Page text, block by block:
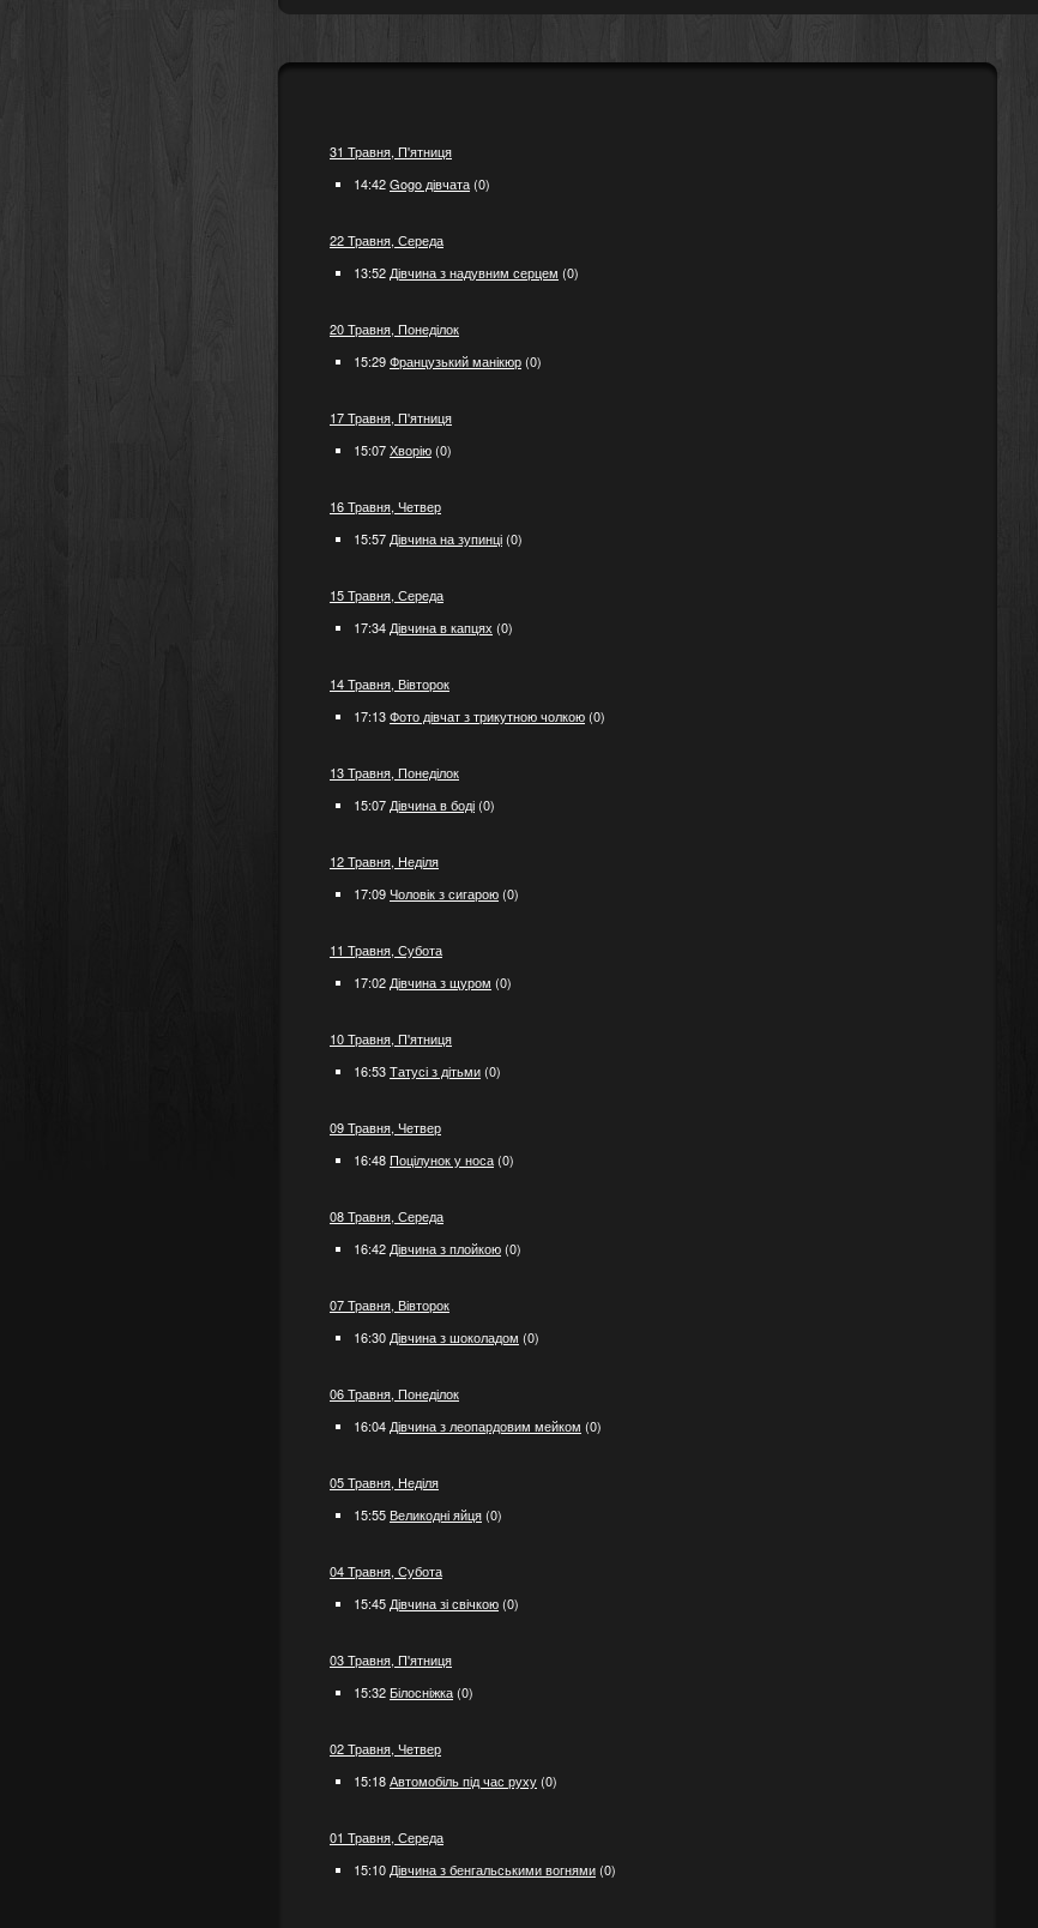
31 Травня, П'ятниця
14:42Gogo дівчата(0)
22 Травня, Середа
13:52 Дівчина з надувним серцем (0)
20 Травня, Понеділок
15:29Французький манікюр(0)
17 Травня, П'ятниця
15:07Хворію(0)
16 Травня, Четвер
15:57 Дівчина на зупинці(0)
15 Травня, Середа
17:34 Дівчина в капцях (0)
14 Травня, Вівторок
17:13Фото дівчат з трикутною чолкою(0)
13 Травня, Понеділок
15:07 Дівчина в боді(0)
12 Травня, Неділя
17:09Чоловік з сигарою(0)
11 Травня, Субота
17:02 Дівчина з щуром (0)
10 Травня, П'ятниця
16:53Татусі з дітьми(0)
09 Травня, Четвер
16:48Поцілунок у носа(0)
08 Травня, Середа
16:42 Дівчина з плойкою(0)
07 Травня, Вівторок
16:30 Дівчина з шоколадом (0)
06 Травня, Понеділок
16:04 Дівчина з леопардовим мейком (0)
05 Травня, Неділя
15:55 Великодні яйця(0)
04 Травня, Субота
15:45 Дівчина зі свічкою(0)
03 Травня, П'ятниця
15:32 Білосніжка(0)
02 Травня, Четвер
15:18Автомобіль під час руху(0)
01 Травня, Середа
15:10 Дівчина з бенгальськими вогнями(0)